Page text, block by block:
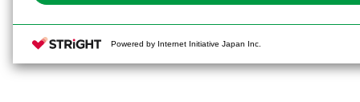
Powered by Internet Initiative Japan Inc.